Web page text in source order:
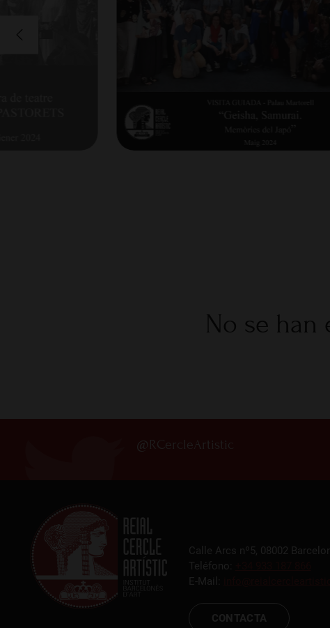
No se han
@RCercleArtistic
Calle Arcs nº5, 08002
Teléfono:
E-Mail:
CONTACTA